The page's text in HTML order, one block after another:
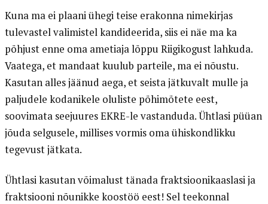
Kuna ma ei plaani ühegi teise erakonna nimekirjas
tulevastel valimistel kandideerida, siis ei näe ma ka
põhjust enne oma ametiaja lõppu Riigikogust lahkuda.
Vaatega, et mandaat kuulub parteile, ma ei nõustu.
Kasutan alles jäänud aega, et seista jätkuvalt mulle ja
paljudele kodanikele oluliste põhimõtete eest,
soovimata seejuures EKRE-le vastanduda. Ühtlasi püüan
jõuda selgusele, millises vormis oma ühiskondlikku
tegevust jätkata.
Ühtlasi kasutan võimalust tänada fraktsioonikaaslasi ja
fraktsiooni nõunikke koostöö eest! Sel teekonnal